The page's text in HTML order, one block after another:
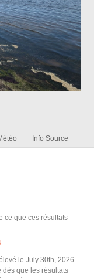
Info Source
ce que ces résultats
le July 30th, 2026
dès que les résultats